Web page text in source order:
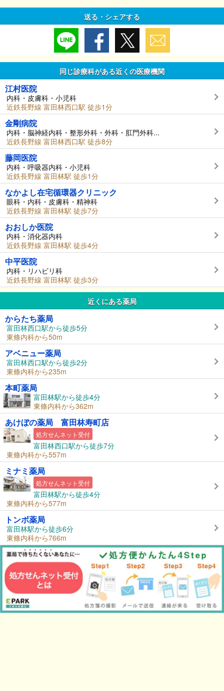
送る・シェアする
同じ診療科がある近くの医療機関
江村医院
内科・皮膚科・小児科
近鉄長野線 富田林西口駅 徒歩1分
金剛病院
内科・脳神経内科・整形外科・外科・肛門外科...
近鉄長野線 富田林西口駅 徒歩8分
藤岡医院
内科・呼吸器内科・小児科
近鉄長野線 富田林駅 徒歩1分
なかよし在宅循環器クリニック
眼科・内科・皮膚科・精神科
近鉄長野線 富田林駅 徒歩7分
おおしか医院
内科・消化器内科
近鉄長野線 富田林駅 徒歩4分
中平医院
内科・リハビリ科
近鉄長野線 富田林駅 徒歩3分
近くにある薬局
からたち薬局
富田林西口駅から徒歩5分
東條内科から50m
アベニュー薬局
富田林西口駅から徒歩2分
東條内科から235m
本町薬局
富田林駅から徒歩4分
東條内科から362m
あけぼの薬局 富田林寿町店
処方せんネット受付
富田林西口駅から徒歩7分
東條内科から557m
ミナミ薬局
処方せんネット受付
富田林駅から徒歩4分
東條内科から577m
トンボ薬局
富田林駅から徒歩6分
東條内科から766m